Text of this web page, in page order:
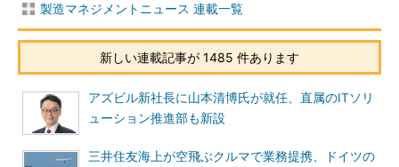
製造マネジメントニュース 連載一覧
新しい連載記事が 1485 件あります
アズビル新社長に山本清博氏が就任、直属のITソリ
ューション推進部も新設
三井住友海上が空飛ぶクルマで業務提携、ドイツの